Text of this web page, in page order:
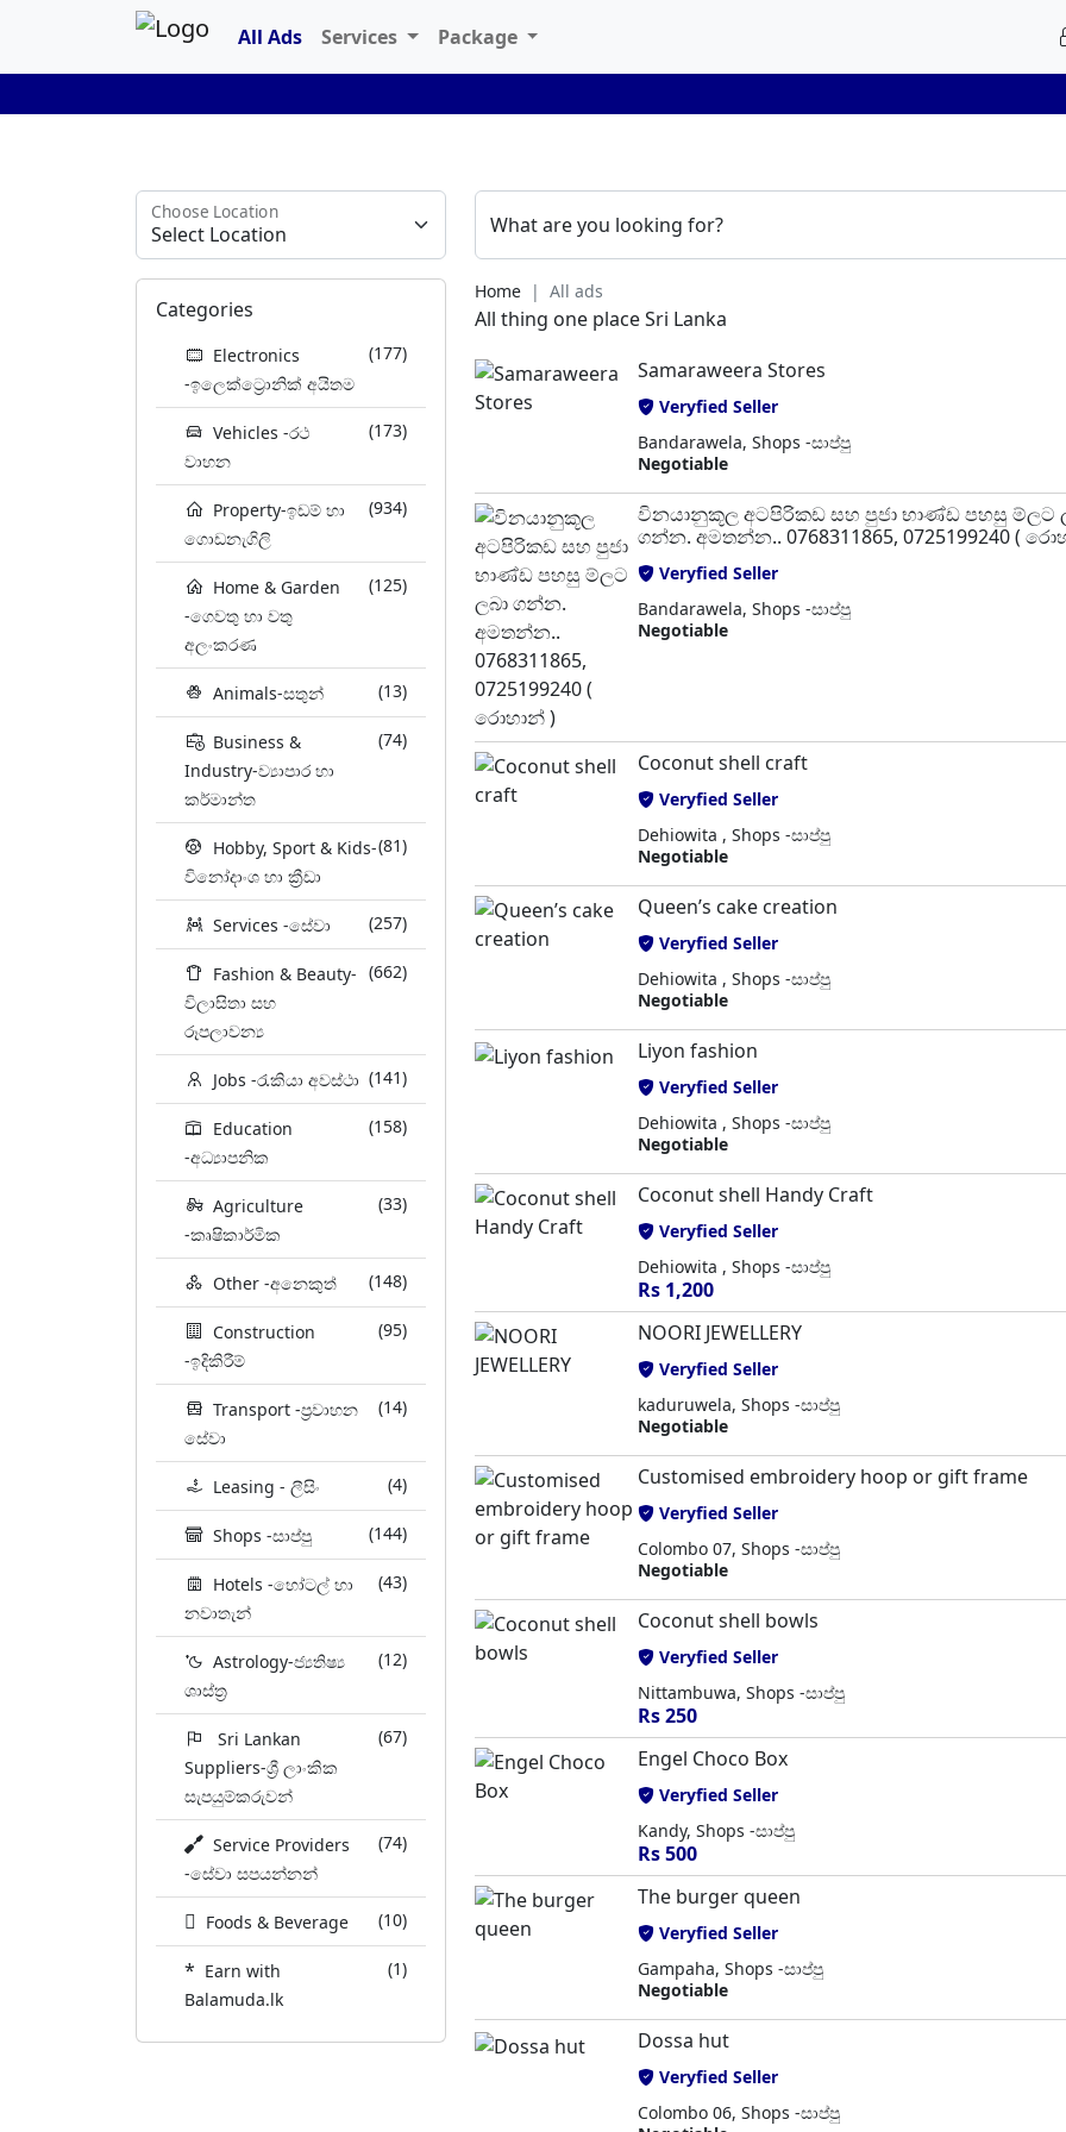
All Ads Services Package
Choose Location
Categories
Electronics
-ඉලෙක්ට්‍රොනික් අයිතම
(177)
Vehicles -රථ
වාහන
(173)
Property-ඉඩම් හා
ගොඩනැගිලි
(934)
Home & Garden
-ගෙවතු හා වතු
අලංකරණ
(125)
Animals-සතුන් (13)
Business &
Industry-ව්‍යාපාර හා
කර්මාන්ත
(74)
Hobby, Sport & Kids-
විනෝදාංශ හා ක්‍රීඩා
(81)
Services -සේවා (257)
Fashion & Beauty-
විලාසිතා සහ
රූපලාවන්‍ය
(662)
Jobs -රැකියා අවස්ථා (141)
Education
-අධ්‍යාපනික
(158)
Agriculture
-කෘෂිකාර්මික
(33)
Other -අනෙකුත් (148)
Construction
-ඉදිකිරීම්
(95)
Transport -ප්‍රවාහන
සේවා
(14)
Leasing - ලීසිං (4)
Shops -සාප්පු (144)
Hotels -හෝටල් හා
නවාතැන්
(43)
Astrology-ජ්‍යතිෂ්‍ය
ශාස්ත්‍ර
(12)
Sri Lankan
Suppliers-ශ්‍රී ලාංකික
සැපයුම්කරුවන්
(67)
Service Providers
-සේවා සපයන්නන්
(74)
Foods & Beverage (10)
* Earn with
Balamuda.lk
(1)
What are you looking for?
Home All ads
All thing one place Sri Lanka
Samaraweera Stores
Veryfied Seller
Bandarawela, Shops -සාප්පු
Negotiable
විනයානුකූල අටපිරිකඩ සහ පුජා භාණ්ඩ පහසු ම්ලට
ගන්න. අමතන්න.. 0768311865, 0725199240 (
Veryfied Seller
Bandarawela, Shops -සාප්පු
Negotiable
Coconut shell craft
Veryfied Seller
Dehiowita , Shops -සාප්පු
Negotiable
Queen’s cake creation
Veryfied Seller
Dehiowita , Shops -සාප්පු
Negotiable
Liyon fashion
Veryfied Seller
Dehiowita , Shops -සාප්පු
Negotiable
Coconut shell Handy Craft
Veryfied Seller
Dehiowita , Shops -සාප්පු
Rs 1,200
NOORI JEWELLERY
Veryfied Seller
kaduruwela, Shops -සාප්පු
Negotiable
Customised embroidery hoop or gift frame
Veryfied Seller
Colombo 07, Shops -සාප්පු
Negotiable
Coconut shell bowls
Veryfied Seller
Nittambuwa, Shops -සාප්පු
Rs 250
Engel Choco Box
Veryfied Seller
Kandy, Shops -සාප්පු
Rs 500
The burger queen
Veryfied Seller
Gampaha, Shops -සාප්පු
Negotiable
Dossa hut
Veryfied Seller
Colombo 06, Shops -සාප්පු